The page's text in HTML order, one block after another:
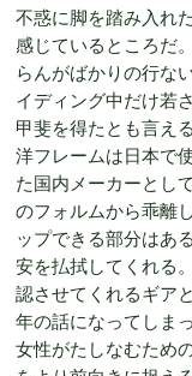
不惑に脚を踏み入れ
感じているところだ
らんがばかりの行な
イディング中だけ若
甲斐を得たとも言え
洋フレームは日本で
た国内メーカーとし
のフォルムから乖離
ップできる部分はあ
安を払拭してくれる
認させてくれるギア
年の話になってしま
女性がたしなむため